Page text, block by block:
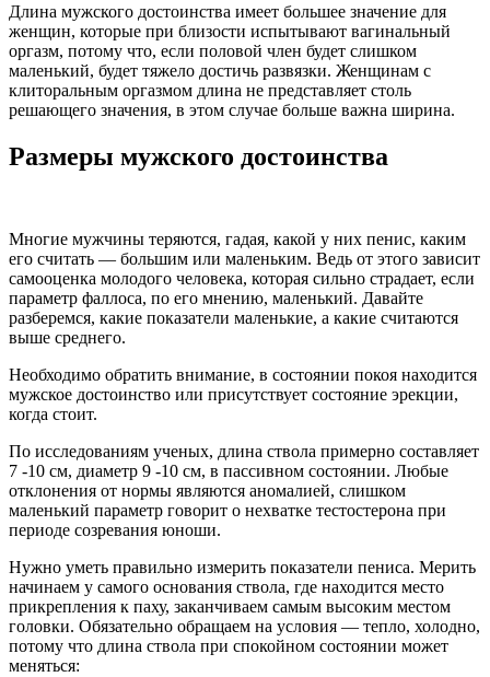
Длина мужского достоинства имеет большее значение для
женщин, которые при близости испытывают вагинальный
оргазм, потому что, если половой член будет слишком
маленький, будет тяжело достичь развязки. Женщинам с
клиторальным оргазмом длина не представляет столь
решающего значения, в этом случае больше важна ширина.
Размеры мужского достоинства
Многие мужчины теряются, гадая, какой у них пенис, каким
его считать — большим или маленьким. Ведь от этого зависит
самооценка молодого человека, которая сильно страдает, если
параметр фаллоса, по его мнению, маленький. Давайте
разберемся, какие показатели маленькие, а какие считаются
выше среднего.
Необходимо обратить внимание, в состоянии покоя находится
мужское достоинство или присутствует состояние эрекции,
когда стоит.
По исследованиям ученых, длина ствола примерно составляет
7 -10 см, диаметр 9 -10 см, в пассивном состоянии. Любые
отклонения от нормы являются аномалией, слишком
маленький параметр говорит о нехватке тестостерона при
периоде созревания юноши.
Нужно уметь правильно измерить показатели пениса. Мерить
начинаем у самого основания ствола, где находится место
прикрепления к паху, заканчиваем самым высоким местом
головки. Обязательно обращаем на условия — тепло, холодно,
потому что длина ствола при спокойном состоянии может
меняться: